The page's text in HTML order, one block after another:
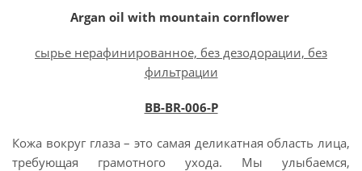
Argan oil with mountain cornflower
сырье нерафинированное, без дезодорации, без
фильтрации
BB-BR-006-P
Кожа вокруг глаза – это самая деликатная область лица,
требующая грамотного ухода. Мы улыбаемся,